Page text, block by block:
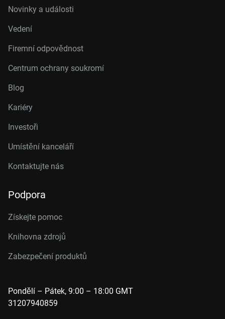
Novinky a události
Vedení
Firemní odpovědnost
Centrum ochrany soukromí
Blog
Kariéry
Investoři
Umístění kanceláří
Kontaktujte nás
Podpora
Získejte pomoc
Knihovna zdrojů
Zabezpečení produktů
Pondělí – Pátek, 9:00 – 18:00 GMT
31207940859